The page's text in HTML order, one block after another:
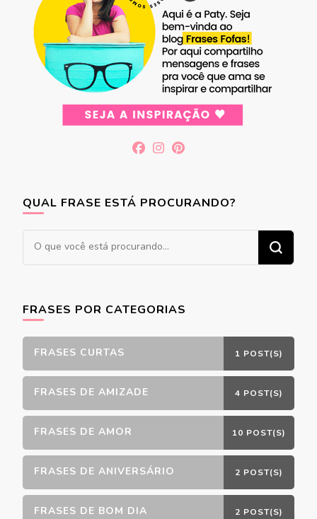
QUAL FRASE ESTÁ PROCURANDO?
Procurando
algo?
FRASES POR CATEGORIAS
FRASES CURTAS 1 POST(S)
FRASES DE AMIZADE 4 POST(S)
FRASES DE AMOR 10 POST(S)
FRASES DE ANIVERSÁRIO 2 POST(S)
FRASES DE BOM DIA 2 POST(S)